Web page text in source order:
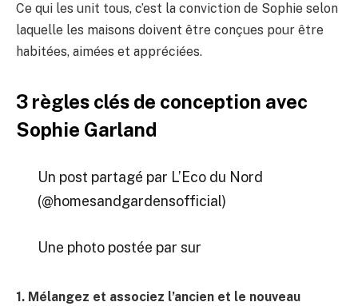
Ce qui les unit tous, c’est la conviction de Sophie selon
laquelle les maisons doivent être conçues pour être
habitées, aimées et appréciées.
3 règles clés de conception avec
Sophie Garland
Un post partagé par L’Eco du Nord
(@homesandgardensofficial)
Une photo postée par sur
1. Mélangez et associez l’ancien et le nouveau